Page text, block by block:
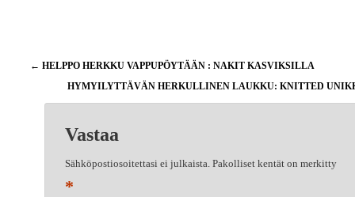
Artikkelien
← HELPPO HERKKU VAPPUPÖYTÄÄN : NAKIT KASVIKSILLA
HYMYILYTTÄVÄN HERKULLINEN LAUKKU: KNITTED
Vastaa
Sähköpostiosoitettasi ei julkaista. Pakolliset kentät on merkitty
*